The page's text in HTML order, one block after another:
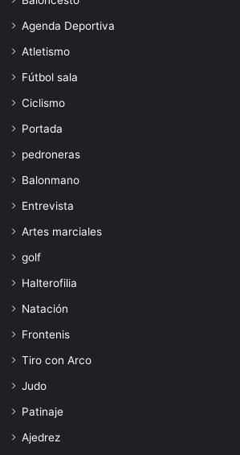
Agenda Deportiva
Atletismo
Fútbol sala
Ciclismo
Portada
pedroneras
Balonmano
Entrevista
Artes marciales
golf
Halterofilia
Natación
Frontenis
Tiro con Arco
Judo
Patinaje
Ajedrez